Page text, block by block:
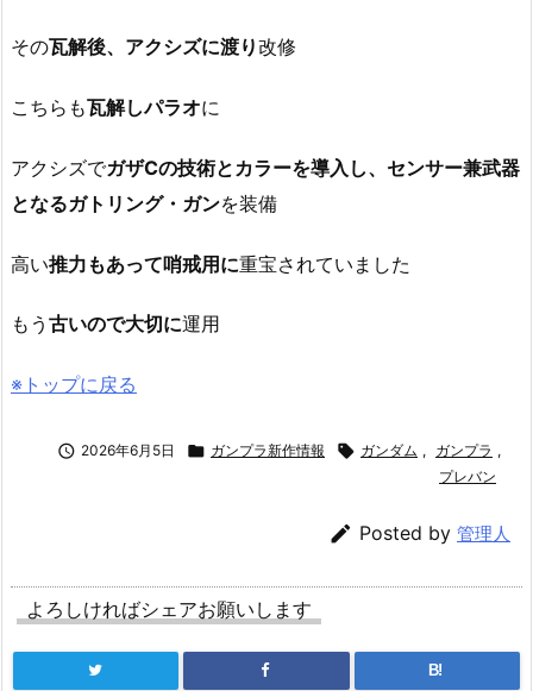
その瓦解後、アクシズに渡り改修
こちらも瓦解しパラオに
アクシズでガザCの技術とカラーを導入し、センサー兼武器
となるガトリング・ガンを装備
高い推力もあって哨戒用に重宝されていました
もう 古いので大切に運用
※トップに戻る
 2026年6月5日  ガンプラ新作情報  ガンダム , ガンプラ ,
プレバン
 Posted by 管理人
よろしければシェアお願いします
B!